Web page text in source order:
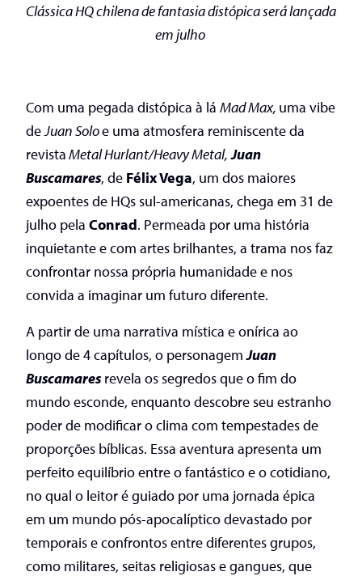
Clássica HQ chilena de fantasiadistópicaserá lançada
em julho
Com uma pegada distópica à lá Mad Max, uma vibe
deJuan Soloe uma atmosfera reminiscente da
revistaMetal Hurlant/Heavy Metal, Juan
Buscamares, de Félix Vega, um dos maiores
expoentes de HQs sul-americanas, chega em 31 de
julho pela Conrad. Permeada por uma história
inquietante e com artes brilhantes, a trama nos faz
confrontar nossa própria humanidade e nos
convida a imaginar um futuro diferente.
A partir de uma narrativa mística e onírica ao
longo de 4 capítulos, o personagemJuan
Buscamares revela os segredos que o fim do
mundo esconde, enquanto descobre seu estranho
poder de modificar o clima com tempestades de
proporções bíblicas. Essa aventura apresenta um
perfeito equilíbrio entre o fantástico e o cotidiano,
no qual o leitor é guiado por uma jornada épica
em um mundo pós-apocalíptico devastado por
temporais e confrontos entre diferentes grupos,
como militares, seitas religiosas e gangues, que